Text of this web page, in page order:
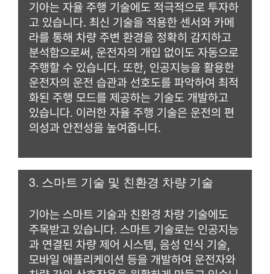
기아는 자율 주행 기술에도 적극적으로 투자하
고 있습니다. 최신 기술을 적용한 센서와 카메
라를 통해 차량 주변 환경을 정확히 감지하고
분석함으로써, 운전자의 개입 없이도 자동으로
주행할 수 있습니다. 또한, 인공지능을 활용한
운전자의 운전 습관과 선호도를 파악하여 최적
화된 주행 모드를 제공하는 기술도 개발하고
있습니다. 이러한 자율 주행 기술은 운전의 편
의성과 안전성을 높여줍니다.
3. 스마트 기술 및 친환경 차량 기술
기아는 스마트 기술과 친환경 차량 기술에도
주목받고 있습니다. 스마트 기술로는 인공지능
과 연결된 차량 제어 시스템, 음성 인식 기술,
모바일 애플리케이션 등을 개발하여 운전자와